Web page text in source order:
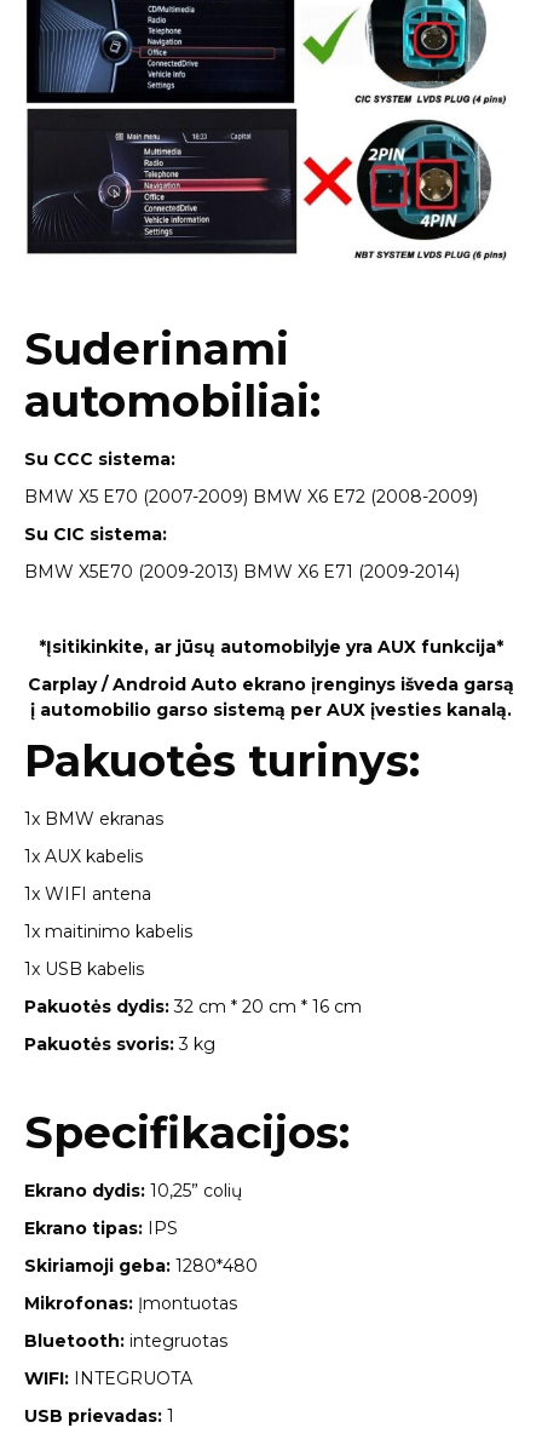
Suderinami
automobiliai:
Su CCC sistema:
BMW X5 E70 (2007-2009) BMW X6 E72 (2008-2009)
Su CIC sistema:
BMW X5E70 (2009-2013) BMW X6 E71 (2009-2014)
*Įsitikinkite, ar jūsų automobilyje yra AUX funkcija*
Carplay / Android Auto ekrano įrenginys išveda garsą
į automobilio garso sistemą per AUX įvesties kanalą.
Pakuotės turinys:
1x BMW ekranas
1x AUX kabelis
1x WIFI antena
1x maitinimo kabelis
1x USB kabelis
Pakuotės dydis:32 cm * 20 cm * 16 cm
Pakuotės svoris:3 kg
Specifikacijos:
Ekrano dydis: 10,25” colių
Ekrano tipas: IPS
Skiriamoji geba: 1280*480
Mikrofonas: Įmontuotas
Bluetooth: integruotas
WIFI: INTEGRUOTA
USB prievadas: 1